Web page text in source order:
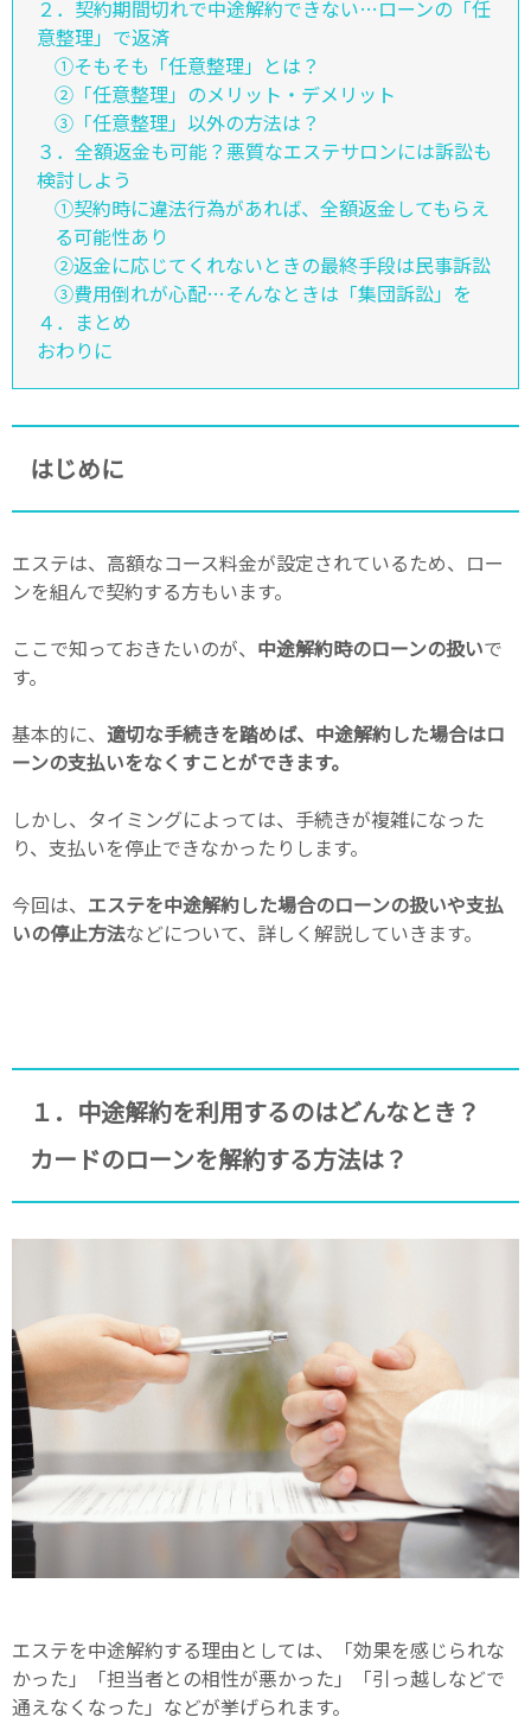
２．契約期間切れで中途解約できない…ローンの「任
意整理」で返済
①そもそも「任意整理」とは？
②「任意整理」のメリット・デメリット
③「任意整理」以外の方法は？
３．全額返金も可能？悪質なエステサロンには訴訟も
検討しよう
①契約時に違法行為があれば、全額返金してもらえ
る可能性あり
②返金に応じてくれないときの最終手段は民事訴訟
③費用倒れが心配…そんなときは「集団訴訟」を
４．まとめ
おわりに
はじめに
エステは、高額なコース料金が設定されているため、ロー
ンを組んで契約する方もいます。
ここで知っておきたいのが、 中途解約時のローンの扱いで
す。
基本的に、 適切な手続きを踏めば、中途解約した場合はロ
ーンの支払いをなくすことができます。
しかし、タイミングによっては、手続きが複雑になった
り、支払いを停止できなかったりします。
今回は、 エステを中途解約した場合のローンの扱いや支払
いの停止方法などについて、詳しく解説していきます。
１．中途解約を利用するのはどんなとき？
カードのローンを解約する方法は？
エステを中途解約する理由としては、「効果を感じられな
かった」「担当者との相性が悪かった」「引っ越しなどで
通えなくなった」などが挙げられます。